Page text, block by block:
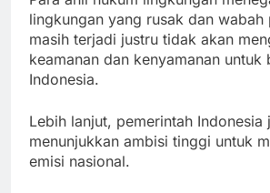
lingkungan yang rusak dan wabah
masih terjadi justru tidak akan
keamanan dan kenyamanan untuk
Indonesia.
Lebih lanjut, pemerintah Indonesia
menunjukkan ambisi tinggi untuk
emisi nasional.